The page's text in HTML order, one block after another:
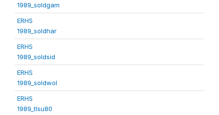
1989_soldgam
ERHS
1989_soldhar
ERHS
1989_soldsid
ERHS
1989_soldwol
ERHS
1989_tlsu80